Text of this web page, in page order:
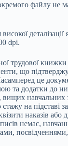
файлу не
dpi.
трудової книжки
що
це
та додатки до
навчальних
на підставі
наказів або
немає,